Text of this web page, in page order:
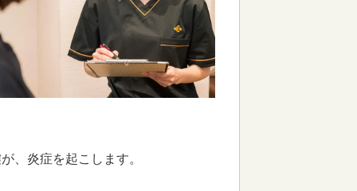
、炎症を起こします。